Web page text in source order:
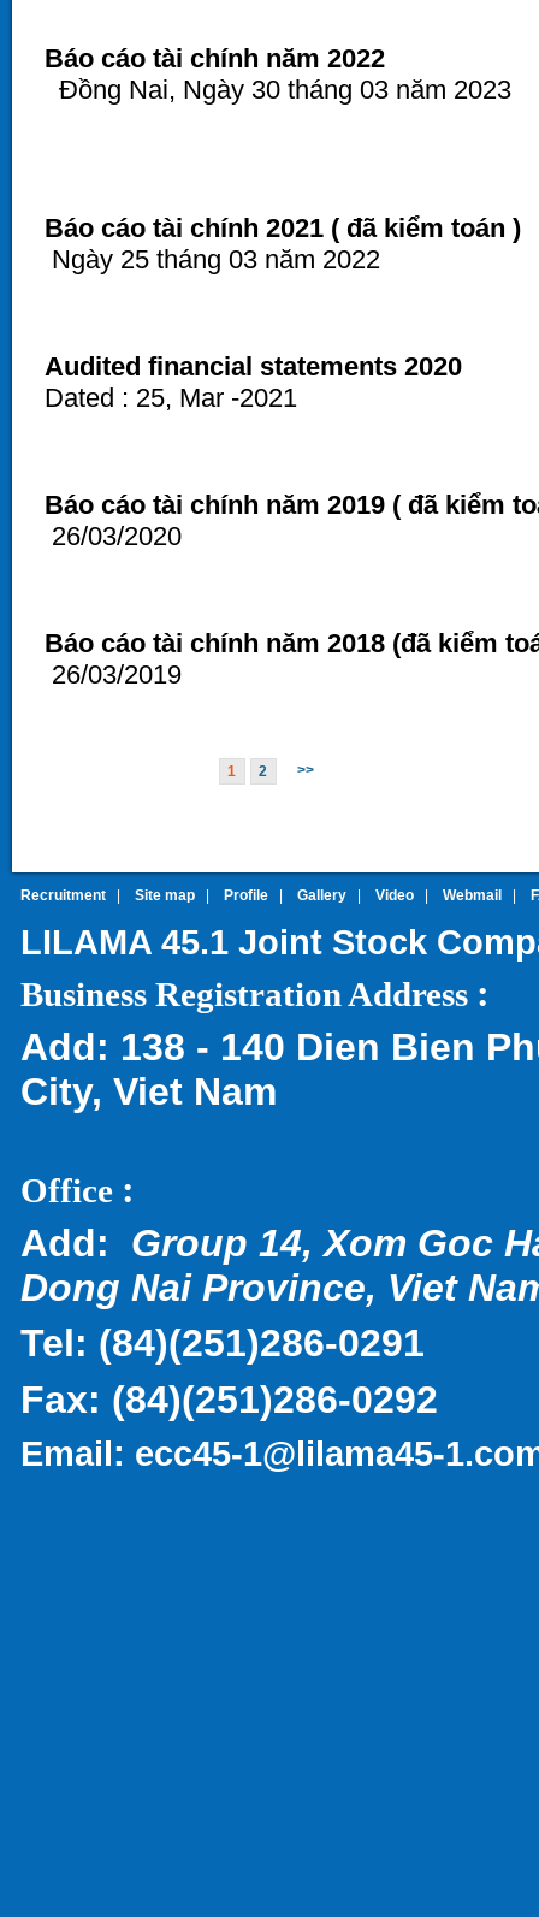
Báo cáo tài chính năm 2022
Đồng Nai, Ngày 30 tháng 03 năm 2023
Báo cáo tài chính 2021 ( đã kiểm toán )
Ngày 25 tháng 03 năm 2022
Audited financial statements 2020
Dated : 25, Mar -2021
Báo cáo tài chính năm 2019 ( đã kiểm
26/03/2020
Báo cáo tài chính năm 2018 (đã kiểm
26/03/2019
1 2 >>
Recruitment Site map Profile Gallery Video Webmail
LILAMA 45.1 Joint Stock
Business Registration Address :
Add: 138 - 140 Dien Bien
City, Viet Nam
Office :
Add: Group 14, Xom Goc
Dong Nai Province, Viet
Tel: (84)(251)286-0291
Fax: (84)(251)286-0292
Email: ecc45-1@lilama45-